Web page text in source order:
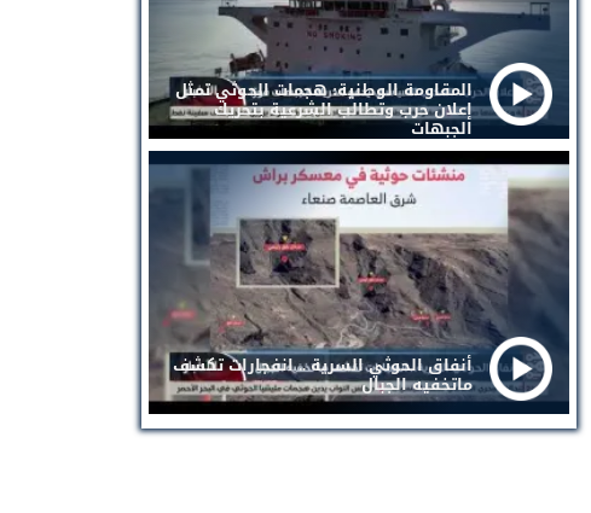
المقاومة الوطنية: هجمات الحوثي تمثل
إعلان حرب وتطالب الشرعية بتحريك
الجبهات
أنفاق الحوثي السرية .. انفجارات تكشف
ماتخفيه الجبال